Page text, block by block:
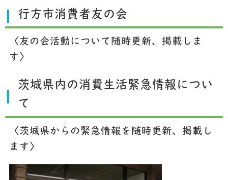
行方市消費者友の会
〈友の会活動について随時更新、掲載しま
す〉
茨城県内の消費生活緊急情報につい
て
〈茨城県からの緊急情報を随時更新、掲載し
ます〉